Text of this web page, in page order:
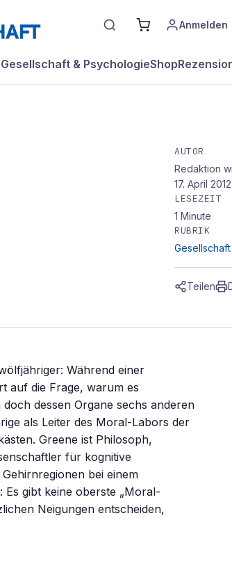
Anmelden
Gesellschaft & PsychologieShop
AUTOR
Redaktion
17. April 2012
LESEZEIT
1 Minute
RUBRIK
Teilen
Während einer
auf die Frage, warum es
dessen Organe sechs anderen
als Leiter des Moral-Labors der
Greene ist Philosoph,
für kognitive
bei einem
Es gibt keine oberste „Moral-
Neigungen entscheiden,